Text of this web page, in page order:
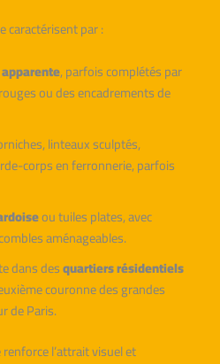
caractérisent par :
, parfois complétés par
ou des encadrements de
linteaux sculptés,
corps en ferronnerie, parfois
ou tuiles plates, avec
aménageables.
dans desquartiers résidentiels
couronne des grandes
de Paris.
l’attrait visuel et